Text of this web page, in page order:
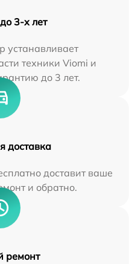
3-х лет
устанавливает
техники Viomi и
до 3 лет.
доставка
доставит ваше
и обратно.
ремонт